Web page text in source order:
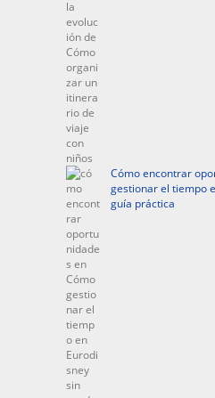
Cómo encontrar
gestionar el tiempo
guía práctica